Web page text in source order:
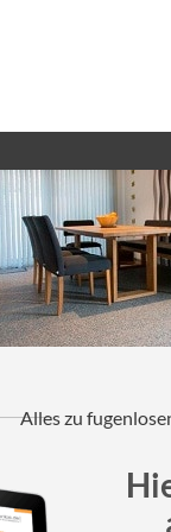
über fugenlos
Über fugenlos
Blog
Stellenangebote
Fakten
Service
Alles zu